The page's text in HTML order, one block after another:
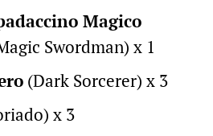
Magico
Swordman) x 1
(Dark Sorcerer) x 3
x 3